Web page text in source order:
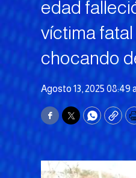
edad
víctima
chocando
Agosto 13, 2025 08:49
Facebook
Twitter